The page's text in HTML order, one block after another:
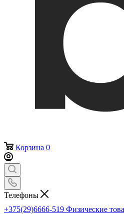
Корзина 0
Телефоны
+375(29)6666-519 Физические